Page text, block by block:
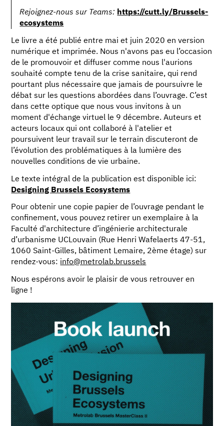
Rejoignez-nous sur Teams: https://cutt.ly/Brussels-
ecosystems
Le livre a été publié entre mai et juin 2020 en version
numérique et imprimée. Nous n'avons pas eu l’occasion
de le promouvoir et diffuser comme nous l'aurions
souhaité compte tenu de la crise sanitaire, qui rend
pourtant plus nécessaire que jamais de poursuivre le
débat sur les questions abordées dans l’ouvrage. C’est
dans cette optique que nous vous invitons à un
moment d'échange virtuel le 9 décembre. Auteurs et
acteurs locaux qui ont collaboré à l'atelier et
poursuivent leur travail sur le terrain discuteront de
l’évolution des problématiques à la lumière des
nouvelles conditions de vie urbaine.
Le texte intégral de la publication est disponible ici:
Designing Brussels Ecosystems
Pour obtenir une copie papier de l’ouvrage pendant le
confinement, vous pouvez retirer un exemplaire à la
Faculté d'architecture d’ingénierie architecturale
d’urbanisme UCLouvain (Rue Henri Wafelaerts 47-51,
1060 Saint-Gilles, bâtiment Lemaire, 2ème étage) sur
rendez-vous: info@metrolab.brussels
Nous espérons avoir le plaisir de vous retrouver en
ligne !